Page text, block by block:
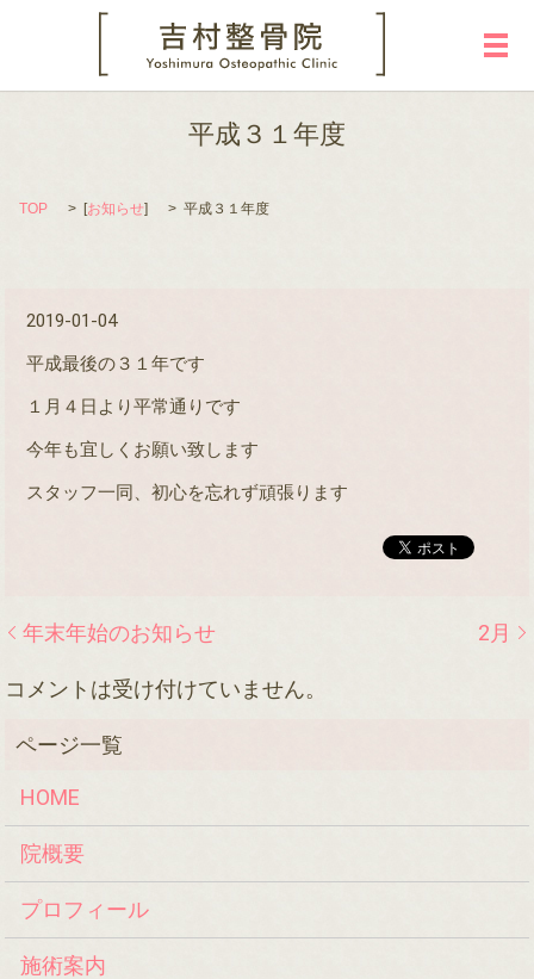
メ
平成３１年度
TOP [お知らせ] 平成３１年度
2019-01-04
平成最後の３１年です
１月４日より平常通りです
今年も宜しくお願い致します
スタッフ一同、初心を忘れず頑張ります
年末年始のお知らせ 2月
コメントは受け付けていません。
HOME
院概要
プロフィール
施術案内